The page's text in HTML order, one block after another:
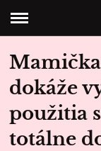
dokáže
použitia
totálne